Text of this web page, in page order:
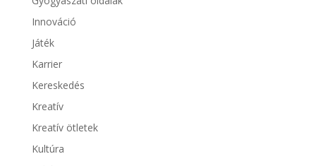
Innováció
Játék
Karrier
Kereskedés
Kreatív
Kreatív ötletek
Kultúra